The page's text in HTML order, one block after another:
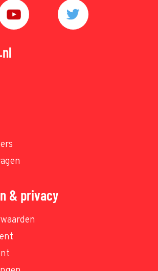
& privacy